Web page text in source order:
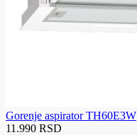
Gorenje aspirator TH60E3W
11.990 RSD